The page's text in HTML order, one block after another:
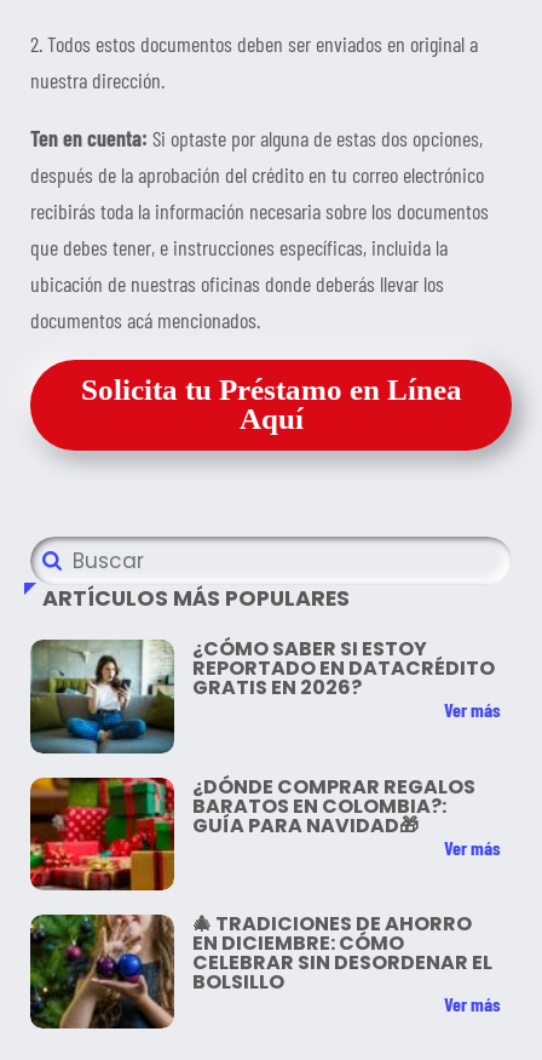
2.Todos estos documentos deben ser enviados en original a
nuestra dirección.
Ten en cuenta: Si optaste por alguna de estas dos opciones,
después de la aprobación del crédito en tu correo electrónico
recibirás toda la información necesaria sobre los documentos
que debes tener, e instrucciones específicas, incluida la
ubicación de nuestras oficinas donde deberás llevar los
documentos acá mencionados.
Solicita tu Préstamo en Línea
Aquí
ARTÍCULOS MÁS POPULARES
¿CÓMO SABER SI ESTOY
REPORTADO EN DATACRÉDITO
GRATIS EN 2026?
Ver más
¿DÓNDE COMPRAR REGALOS
BARATOS EN COLOMBIA?:
GUÍA PARA NAVIDAD🎁
Ver más
🎄 TRADICIONES DE AHORRO
EN DICIEMBRE: CÓMO
CELEBRAR SIN DESORDENAR EL
BOLSILLO
Ver más